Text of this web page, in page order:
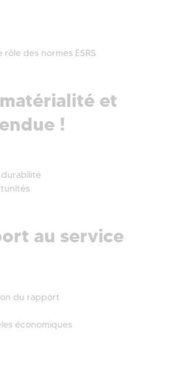
des normes ESRS
et
!
au service
du rapport
économiques